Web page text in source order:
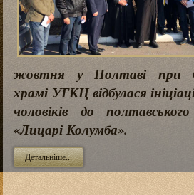
жовтня у Полтаві при
храмі УГКЦ відбулася
чоловіків до
«Лицарі Колумба».
Детальніше...